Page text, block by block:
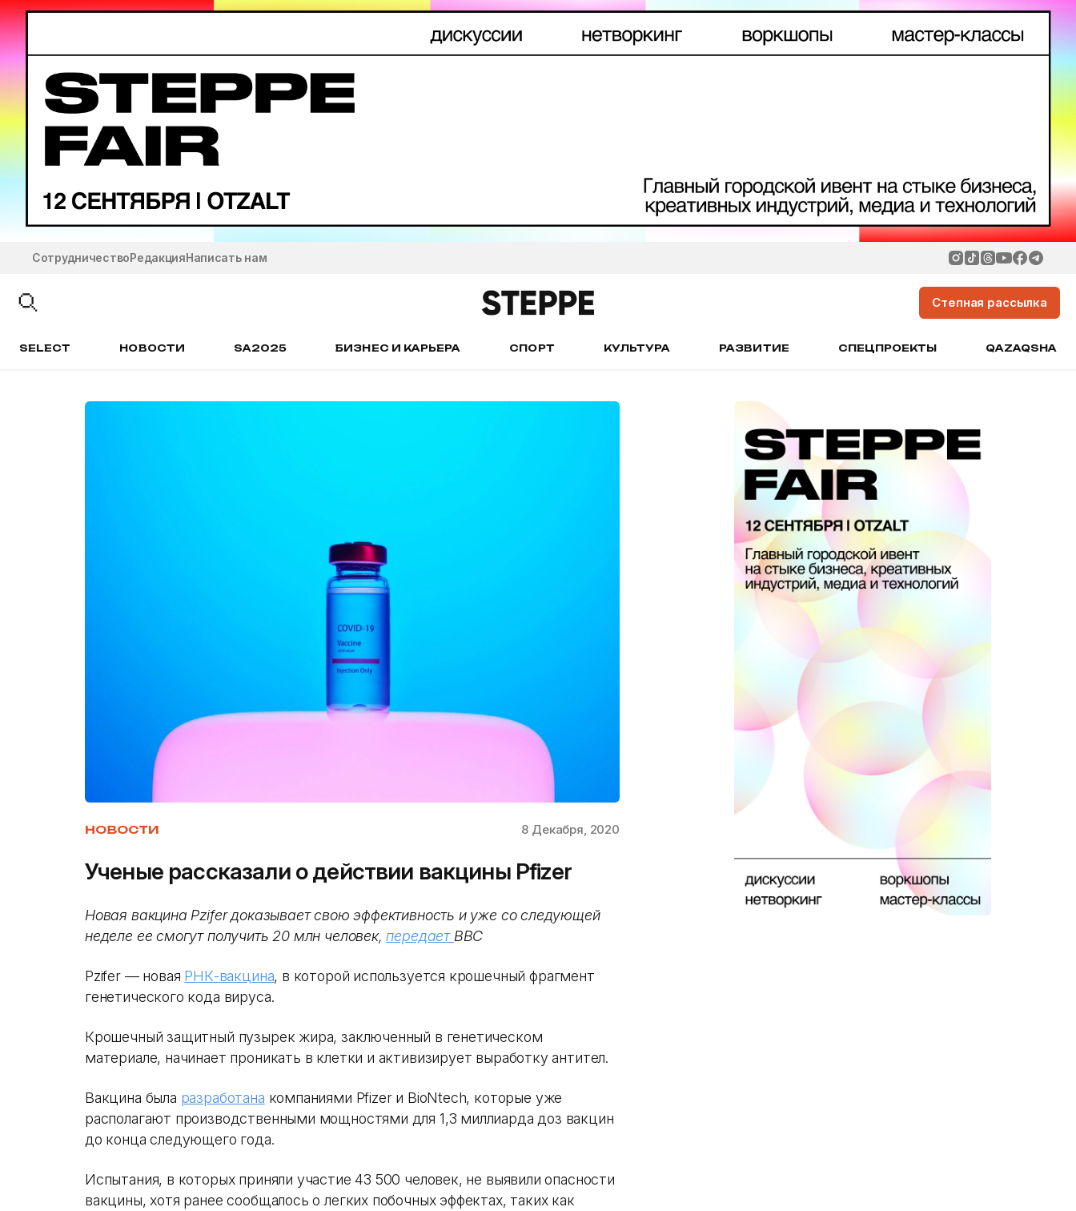
СотрудничествоРедакцияНаписать нам
Степная рассылка
SELECT НОВОСТИ SA2025 БИЗНЕС И КАРЬЕРА СПОРТ КУЛЬТУРА РАЗВИТИЕ СПЕЦПРОЕКТЫ QAZAQSHA
НОВОСТИ 8 Декабря, 2020
Ученые рассказали о действии вакцины Pfizer
Новая вакцина Pzifer доказывает свою эффективность и уже со следующей
неделе ее смогут получить 20 млн человек,передает BBC
Pzifer — новая РНК-вакцина, в которой используется крошечный фрагмент
генетического кода вируса.
Крошечный защитный пузырек жира, заключенный в генетическом
материале, начинает проникать в клетки и активизирует выработку антител.
Вакцина была разработана компаниями Pfizer и BioNtech, которые уже
располагают производственными мощностями для 1,3 миллиарда доз вакцин
до конца следующего года.
Испытания, в которых приняли участие 43 500 человек, не выявили опасности
вакцины, хотя ранее сообщалось о легких побочных эффектах, таких как